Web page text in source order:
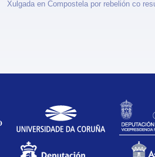
Xulgada en Compostela por rebelión co